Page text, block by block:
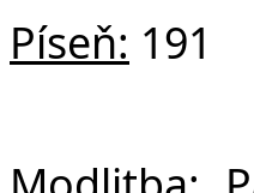
Píseň: 191